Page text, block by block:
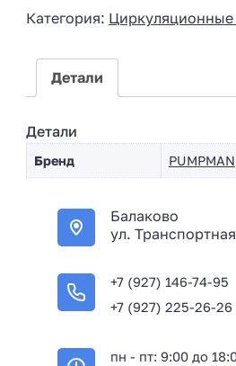
Категория:
Детали
Детали
Бренд PUMPMAN
Балаково
ул.
+7 (927) 146-74-95
+7 (927) 225-26-26
пн - пт: 9:00 до